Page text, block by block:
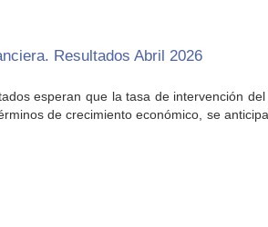
Resultados Abril 2026
esperan que la tasa de intervención
de crecimiento económico, se